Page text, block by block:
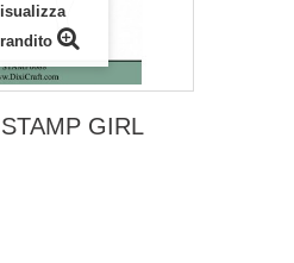
GIRL